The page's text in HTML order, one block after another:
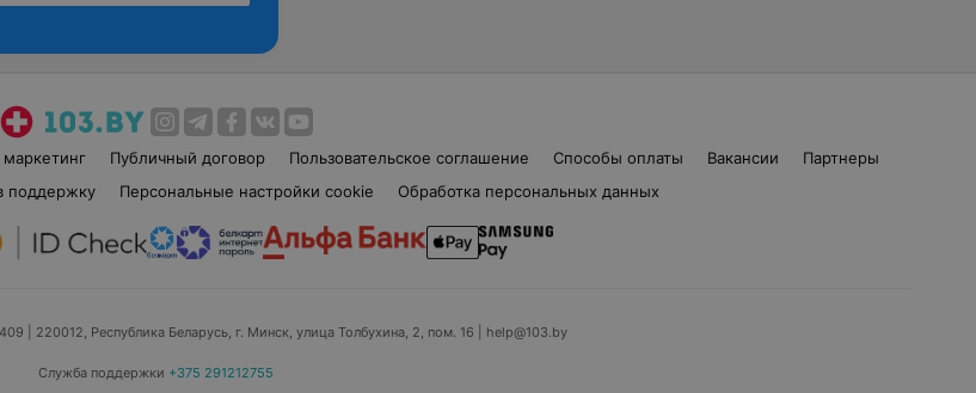
Публичный договор Пользовательское соглашение Способы оплаты Вакансии
Партнеры
поддержку Персональные настройки cookie Обработка персональных данных
| 220012, Республика Беларусь, г. Минск, улица Толбухина, 2, пом. 16 | help@103.by
Служба поддержки +375 291212755